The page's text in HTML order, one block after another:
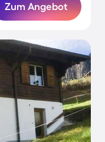
Zum Angebot